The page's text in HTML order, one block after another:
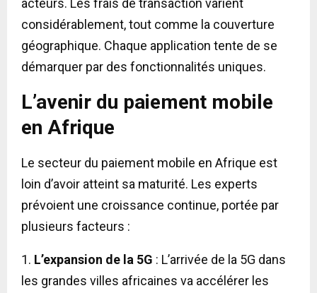
considérablement, tout comme la couverture
géographique. Chaque application tente de se
démarquer par des fonctionnalités uniques.
L’avenir du paiement mobile
en Afrique
Le secteur du paiement mobile en Afrique est
loin d’avoir atteint sa maturité. Les experts
prévoient une croissance continue, portée par
plusieurs facteurs :
1. L’expansion de la 5G : L’arrivée de la 5G dans
les grandes villes africaines va accélérer les